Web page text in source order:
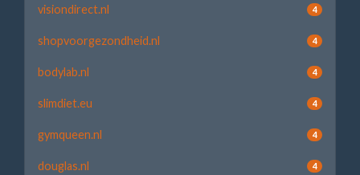
visiondirect.nl 4
shopvoorgezondheid.nl 4
bodylab.nl 4
slimdiet.eu 4
gymqueen.nl 4
douglas.nl 4